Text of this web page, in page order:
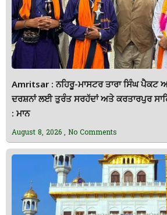
Amritsar : ਨਹਿਰੂ-ਮਾਸਟਰ ਤਾਰਾ ਸਿੰਘ ਪੈਕਟ
ਦਰਸ਼ਨਾਂ ਲਈ ਤੁਰੰਤ ਸਰਹੱਦਾਂ ਅਤੇ ਕਰਤਾਰਪੁਰ
: ਮਾਨ
August 8, 2026 No Comments